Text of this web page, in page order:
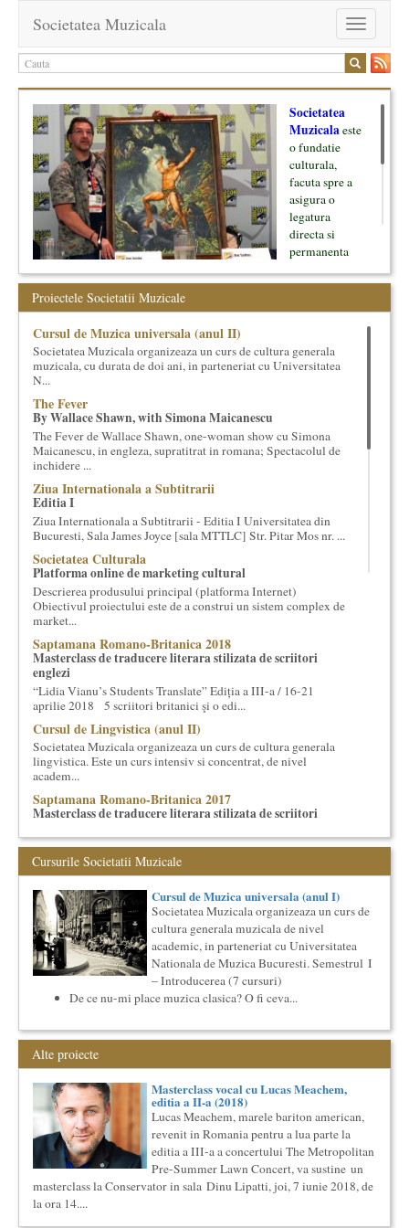
Toggle
navigation
Societatea Muzicala
Societatea
Muzicalaeste
o fundatie
culturala,
facuta spre a
asigura o
legatura
directa si
permanenta
oamenii ei, pe
inceput cu muzica clasica - si de aici numele -, insa acum
dezvoltam proiecte si in alte domenii ale culturii.
Facem management cultural, dezvoltam si administram proiecte
proprii sau preluate, modele si sisteme de finantare, marketing
cultural si consultanta. Organizam concursuri, concerte si
evenimente culturale, private sau publice, tinem cursuri de
cultura generala muzicala, teatrala, filosofica si de alte feluri.
cei care il finantateaza sunt in rubricile de mai jos.
Proiectele Societatii Muzicale
Cursul de Muzica universala (anul II)
Societatea Muzicala organizeaza un curs de cultura generala
muzicala, cu durata de doi ani, in parteneriat cu Universitatea
N...
The Fever
By Wallace Shawn, with Simona Maicanescu
The Fever de Wallace Shawn, one-woman show cu Simona
Maicanescu, in engleza, supratitrat in romana; Spectacolul de
inchidere ...
Ziua Internationala a Subtitrarii
Editia I
Ziua Internationala a Subtitrarii - Editia I Universitatea din
Bucuresti, Sala James Joyce [sala MTTLC] Str. Pitar Mos nr. ...
Societatea Culturala
Platforma online de marketing cultural
Descrierea produsului principal (platforma Internet)
Obiectivul proiectului este de a construi un sistem complex de
market...
Saptamana Romano-Britanica 2018
Masterclass de traducere literara stilizata de scriitori
englezi
“Lidia Vianu’s Students Translate” Ediția a III-a / 16-21
aprilie 2018 5 scriitori britanici şi o edi...
Cursul de Lingvistica (anul II)
Societatea Muzicala organizeaza un curs de cultura generala
lingvistica. Este un curs intensiv si concentrat, de nivel
academ...
Saptamana Romano-Britanica 2017
Masterclass de traducere literara stilizata de scriitori
Saptamana romano-britanica: 8-13 mai 2017 Sase scriitori
britanici stilizeaza traduceri din proza contemporana
romaneasca ...
Cursul de Lingvistica (anul I)
Societatea Muzicala organizeaza un curs de cultura generala
lingvistica. Este un curs intensiv si concentrat, de nivel
academ...
Cursul de Arta universala: Marile capodopere
Societatea Muzicala organizeaza un curs de arta universala:
"Marile capodopere ale umanitatii". Este un curs intensiv si
Imaginary Beyond Reality
Expozitie de arta fotografica
Expozitie de arta fotografica
Spatiu: neoBhoema Art & Social Lab, Palatul Universul,
Cursul de Filosofie generala (anul II)
Societatea Muzicala organizeaza un curs de Filosofie
Generala, de nivel academic, cu durata de doi ani (4 semestre),
impreuna...
Cursurile Societatii Muzicale
Cursul de Muzica universala (anul I)
Societatea Muzicala organizeaza un curs de
cultura generala muzicala de nivel
academic, in parteneriat cu Universitatea
Nationala de Muzica Bucuresti. Semestrul I
– Introducerea (7 cursuri)
De ce nu-mi place muzica clasica? O fi ceva...
Alte proiecte
Masterclass vocal cu Lucas Meachem,
editia a II-a (2018)
Lucas Meachem, marele bariton american,
revenit in Romania pentru a lua parte la
editia a III-a a concertului The Metropolitan
Pre-Summer Lawn Concert, va sustine un
masterclass la Conservator in sala Dinu Lipatti, joi, 7 iunie 2018, de
la ora 14....